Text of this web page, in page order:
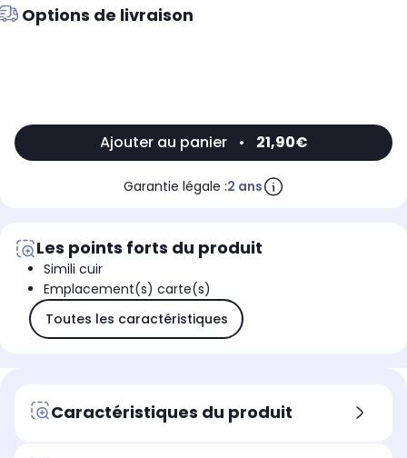
Options de livraison
Ajouter au panier • 21,90€
Garantie légale :2 ans
Les points forts du produit
Simili cuir
Emplacement(s) carte(s)
Toutes les caractéristiques
Caractéristiques du produit